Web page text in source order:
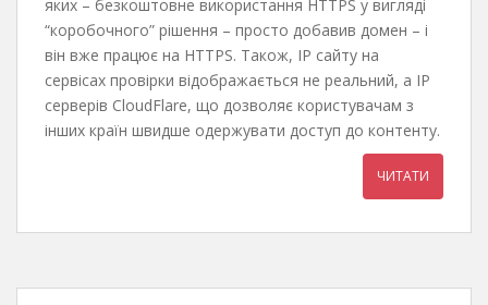
яких – безкоштовне використання HTTPS у вигляді
“коробочного” рішення – просто добавив домен – і
він вже працює на HTTPS. Також, IP сайту на
сервісах провірки відображається не реальний, а IP
серверів CloudFlare, що дозволяє користувачам з
інших країн швидше одержувати доступ до контенту.
ЧИТАТИ